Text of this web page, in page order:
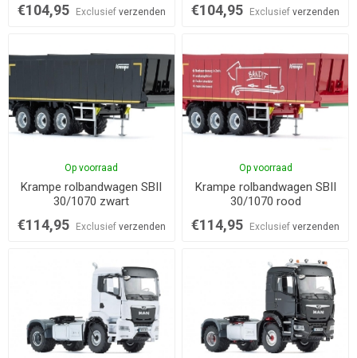
€104,95 Exclusief verzenden €104,95 Exclusiefverzenden
Op voorraad
Krampe rolbandwagen SBII
30/1070 zwart
€114,95 Exclusief verzenden
Op voorraad
Krampe rolbandwagen SBII
30/1070 rood
€114,95 Exclusiefverzenden